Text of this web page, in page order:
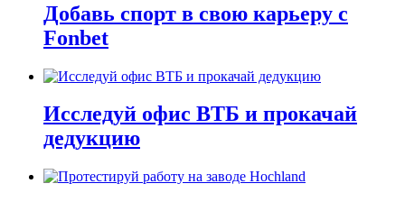
Добавь спорт в свою карьеру с
Fonbet
Исследуй офис ВТБ и прокачай
дедукцию